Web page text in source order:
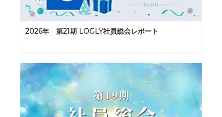
2026年 第21期 LOGLY社員総会レポート